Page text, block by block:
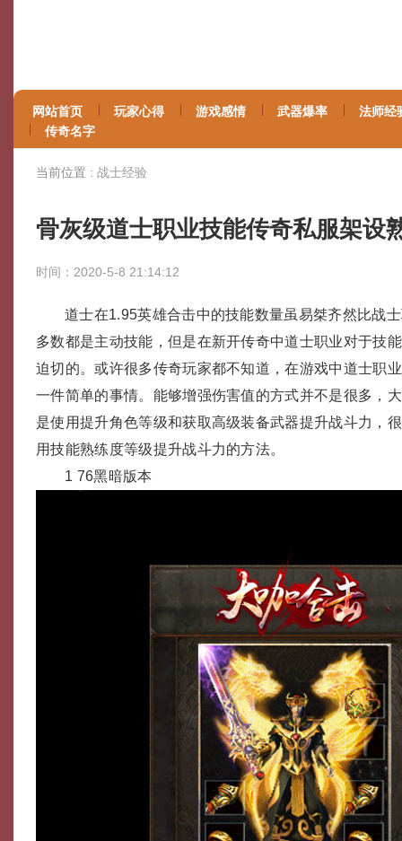
网站首页 玩家心得 游戏感情 武器爆率
法师经
传奇名字
当前位置 : 战士经验
骨灰级道士职业技能传奇私服架设
时间：2020-5-8 21:14:12
道士在1.95英雄合击中的技能数量虽易桀齐然比战
多数都是主动技能，但是在新开传奇中道士职业对于技
迫切的。或许很多传奇玩家都不知道，在游戏中道士职
一件简单的事情。能够增强伤害值的方式并不是很多，
是使用提升角色等级和获取高级装备武器提升战斗力，
用技能熟练度等级提升战斗力的方法。
1 76黑暗版本